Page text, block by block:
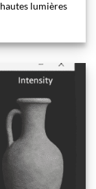
lumières